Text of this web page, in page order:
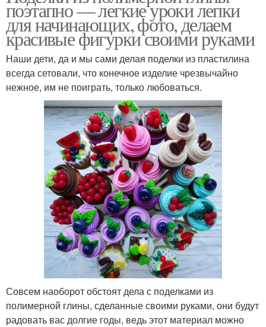
поэтапно — легкие уроки лепки
для начинающих, фото, делаем
красивые фигурки своими руками
Наши дети, да и мы сами делая поделки из пластилина
всегда сетовали, что конечное изделие чрезвычайно
нежное, им не поиграть, только любоваться.
Совсем наоборот обстоят дела с поделками из
полимерной глины, сделанные своими руками, они будут
радовать вас долгие годы, ведь этот материал можно